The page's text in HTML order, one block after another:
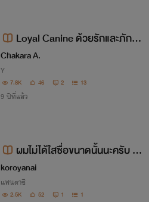
Loyal Canine ด้วยรักและภักดี
[Yaoi]
Chakara A.
Y
7.8K 46 2 13
9 ปีที่แล้ว
ผมไม่ได้ใสซื่อขนาดนั้นนะครับ B
L
koroyanai
แฟนตาซี
2.5K 52 1 1